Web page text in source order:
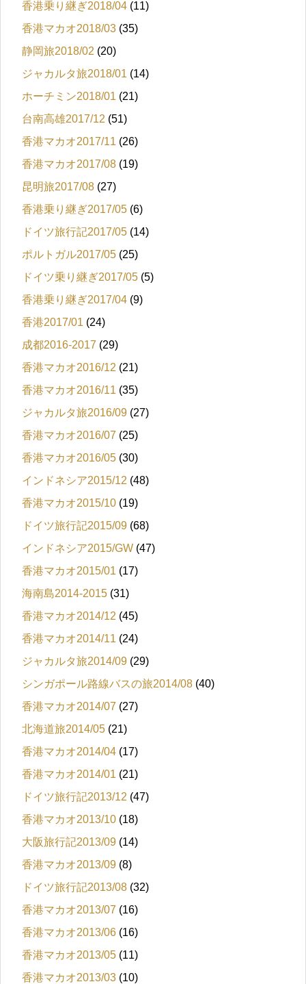
香港乗り継ぎ2018/04 (11)
香港マカオ2018/03 (35)
静岡旅2018/02 (20)
ジャカルタ旅2018/01 (14)
ホーチミン2018/01 (21)
台南高雄2017/12 (51)
香港マカオ2017/11 (26)
香港マカオ2017/08 (19)
昆明旅2017/08 (27)
香港乗り継ぎ2017/05 (6)
ドイツ旅行記2017/05 (14)
ポルトガル2017/05 (25)
ドイツ乗り継ぎ2017/05 (5)
香港乗り継ぎ2017/04 (9)
香港2017/01 (24)
成都2016-2017 (29)
香港マカオ2016/12 (21)
香港マカオ2016/11 (35)
ジャカルタ旅2016/09 (27)
香港マカオ2016/07 (25)
香港マカオ2016/05 (30)
インドネシア2015/12 (48)
香港マカオ2015/10 (19)
ドイツ旅行記2015/09 (68)
インドネシア2015/GW (47)
香港マカオ2015/01 (17)
海南島2014-2015 (31)
香港マカオ2014/12 (45)
香港マカオ2014/11 (24)
ジャカルタ旅2014/09 (29)
シンガポール路線バスの旅2014/08 (40)
香港マカオ2014/07 (27)
北海道旅2014/05 (21)
香港マカオ2014/04 (17)
香港マカオ2014/01 (21)
ドイツ旅行記2013/12 (47)
香港マカオ2013/10 (18)
大阪旅行記2013/09 (14)
香港マカオ2013/09 (8)
ドイツ旅行記2013/08 (32)
香港マカオ2013/07 (16)
香港マカオ2013/06 (16)
香港マカオ2013/05 (11)
香港マカオ2013/03 (10)